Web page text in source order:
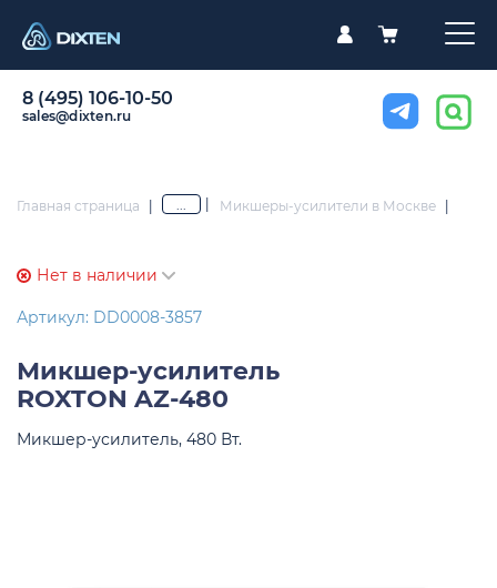
8 (495) 106-10-50
sales@dixten.ru
Главная страница | ... Микшеры-усилители в Москве |
Нет в наличии
Артикул: DD0008-3857
Микшер-усилитель
ROXTON AZ-480
Микшер-усилитель, 480 Вт.